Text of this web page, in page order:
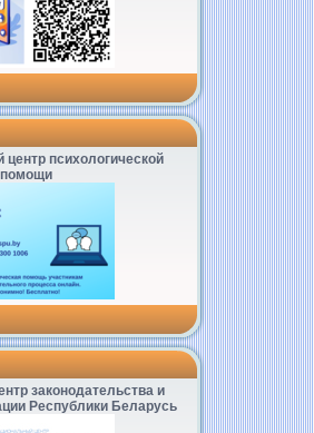
центр психологической
помощи
законодательства и
Республики Беларусь